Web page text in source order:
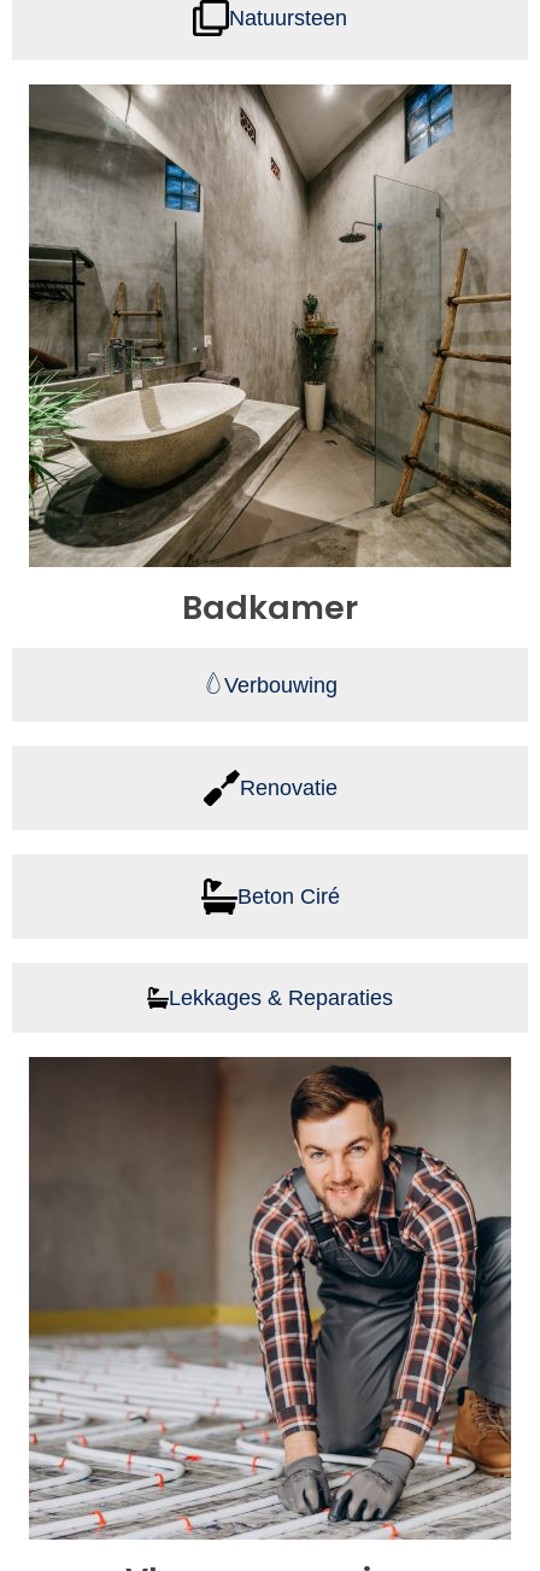
Natuursteen
Badkamer
Verbouwing
Renovatie
Beton Ciré
Lekkages & Reparaties